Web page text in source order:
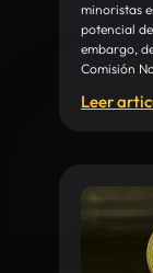
minoristas
potencial
embargo,
Comisión
Leer